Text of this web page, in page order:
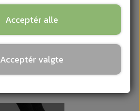
Acceptér alle
Acceptér valgte